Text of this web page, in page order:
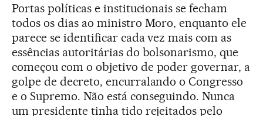
Portas políticas e institucionais se fecham
todos os dias ao ministro Moro, enquanto ele
parece se identificar cada vez mais com as
essências autoritárias do bolsonarismo, que
começou com o objetivo de poder governar, a
golpe de decreto, encurralando o Congresso
e o Supremo. Não está conseguindo. Nunca
um presidente tinha tido rejeitados pelo